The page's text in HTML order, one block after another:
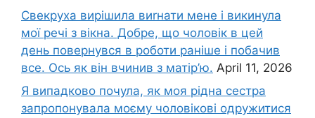
Свекруха вирішила виrнати мене і викинула
мої речі з вікна. Добре, що чоловік в цей
день повернувся в роботи раніше і побачив
все. Ось як він вчинив з матір’ю. April 11, 2026
Я випадково почула, як моя рідна сестра
запропонувала моєму чоловікові одружитися